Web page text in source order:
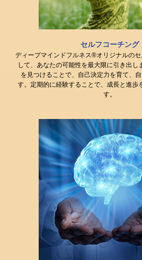
セルフコーチング
ディープマインドフルネス®︎オリジナルの
して、あなたの可能性を最大限に引き出し
を見つけることで、自己決定力を育て、
す。定期的に経験することで、成長と進歩
す。